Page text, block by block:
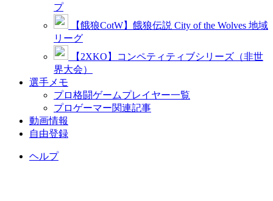
プ
【餓狼CotW】餓狼伝説 City of the Wolves 地域
リーグ
【2XKO】コンペティティブシリーズ（非世
界大会）
選手メモ
プロ格闘ゲームプレイヤー一覧
プロゲーマー関連記事
動画情報
自由登録
ヘルプ